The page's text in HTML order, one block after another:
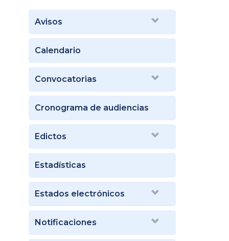
Avisos
Calendario
Convocatorias
Cronograma de audiencias
Edictos
Estadísticas
Estados electrónicos
Notificaciones